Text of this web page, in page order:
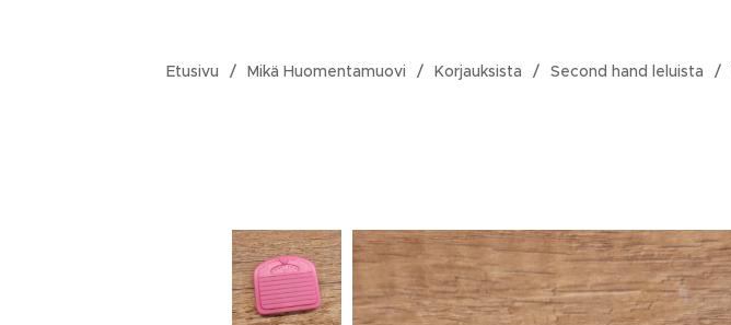
Etusivu Mikä Huomentamuovi Korjauksista Second hand leluista